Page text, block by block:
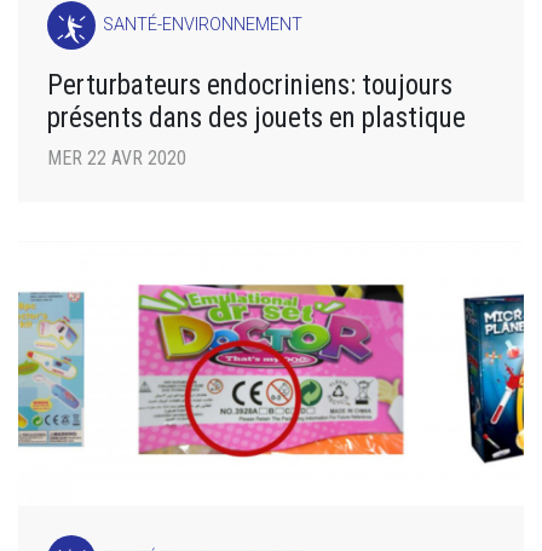
SANTÉ-ENVIRONNEMENT
Perturbateurs endocriniens: toujours
présents dans des jouets en plastique
MER 22 AVR 2020